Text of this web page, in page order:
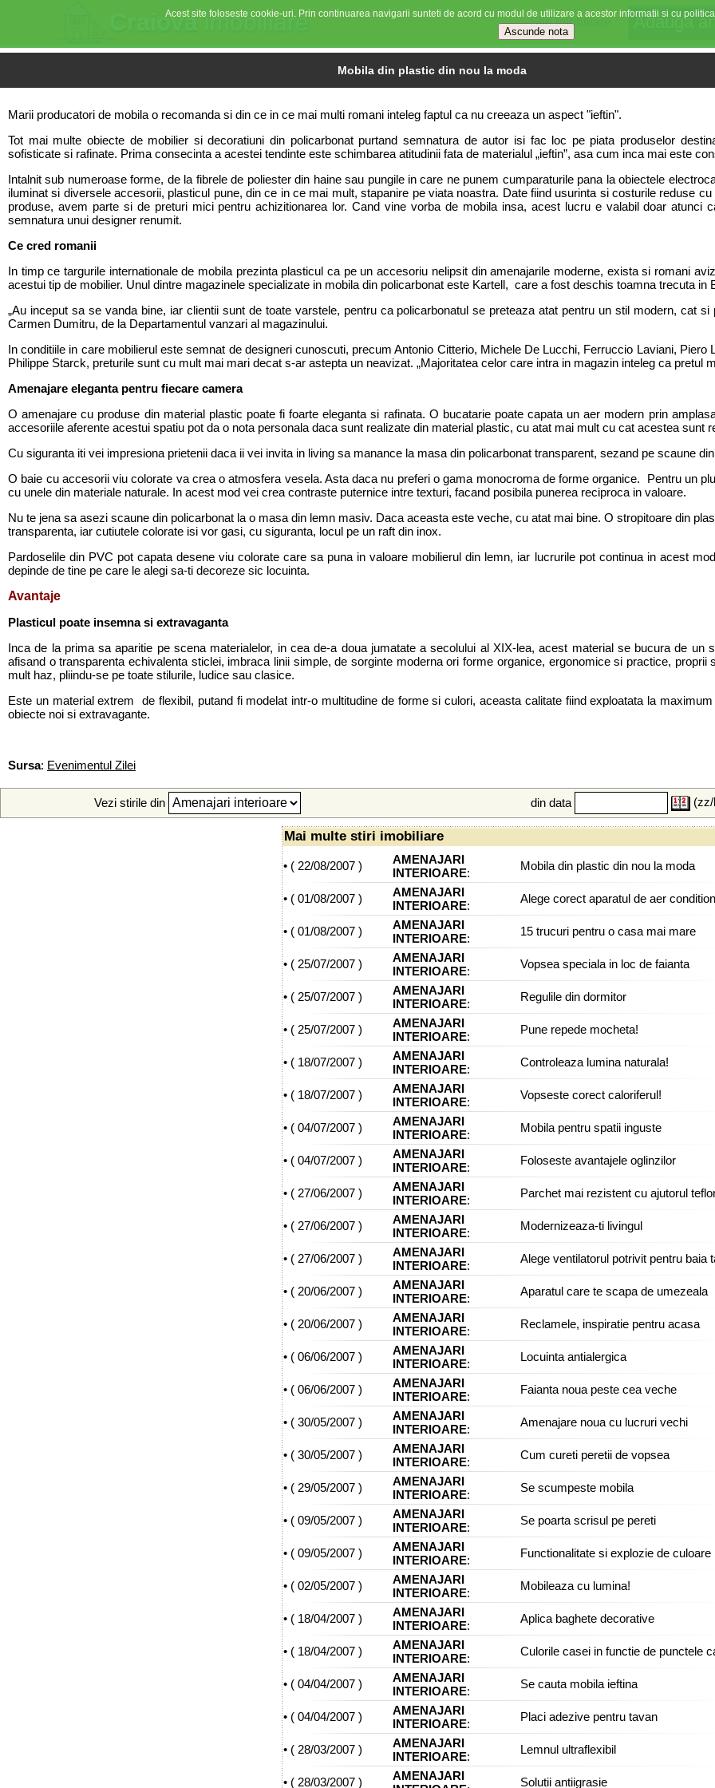
Craiovaimobiliare Stiri imobiliare
Mobila din plastic din nou la moda
Marii producatori de mobila o recomanda si din ce in ce mai multi romani inteleg faptul ca nu creeaza un aspect "ieftin".
Tot mai multe obiecte de mobilier si decoratiuni din policarbonat purtand semnatura de autor isi fac loc pe piata produselor
sofisticate si rafinate. Prima consecinta a acestei tendinte este schimbarea atitudinii fata de materialul „ieftin”, asa cum inca mai este
Intalnit sub numeroase forme, de la fibrele de poliester din haine sau pungile in care ne punem cumparaturile pana la obiectele
iluminat si diversele accesorii, plasticul pune, din ce in ce mai mult, stapanire pe viata noastra. Date fiind usurinta si costurile reduse
produse, avem parte si de preturi mici pentru achizitionarea lor. Cand vine vorba de mobila insa, acest lucru e valabil doar atunci
semnatura unui designer renumit.
Ce cred romanii
In timp ce targurile internationale de mobila prezinta plasticul ca pe un accesoriu nelipsit din amenajarile moderne, exista si romani
acestui tip de mobilier. Unul dintre magazinele specializate in mobila din policarbonat este Kartell, care a fost deschis toamna trecuta in
„Au inceput sa se vanda bine, iar clientii sunt de toate varstele, pentru ca policarbonatul se preteaza atat pentru un stil modern, cat si
Carmen Dumitru, de la Departamentul vanzari al magazinului.
In conditiile in care mobilierul este semnat de designeri cunoscuti, precum Antonio Citterio, Michele De Lucchi, Ferruccio Laviani,
Philippe Starck, preturile sunt cu mult mai mari decat s-ar astepta un neavizat. „Majoritatea celor care intra in magazin inteleg ca pretul
Amenajare eleganta pentru fiecare camera
O amenajare cu produse din material plastic poate fi foarte eleganta si rafinata. O bucatarie poate capata un aer modern prin
accesoriile aferente acestui spatiu pot da o nota personala daca sunt realizate din material plastic, cu atat mai mult cu cat acestea sunt
Cu siguranta iti vei impresiona prietenii daca ii vei invita in living sa manance la masa din policarbonat transparent, sezand pe scaune
O baie cu accesorii viu colorate va crea o atmosfera vesela. Asta daca nu preferi o gama monocroma de forme organice. Pentru un
cu unele din materiale naturale. In acest mod vei crea contraste puternice intre texturi, facand posibila punerea reciproca in valoare.
Nu te jena sa asezi scaune din policarbonat la o masa din lemn masiv. Daca aceasta este veche, cu atat mai bine. O stropitoare din
transparenta, iar cutiutele colorate isi vor gasi, cu siguranta, locul pe un raft din inox.
Pardoselile din PVC pot capata desene viu colorate care sa puna in valoare mobilierul din lemn, iar lucrurile pot continua in acest
depinde de tine pe care le alegi sa-ti decoreze sic locuinta.
Avantaje
Plasticul poate insemna si extravaganta
Inca de la prima sa aparitie pe scena materialelor, in cea de-a doua jumatate a secolului al XIX-lea, acest material se bucura de
afisand o transparenta echivalenta sticlei, imbraca linii simple, de sorginte moderna ori forme organice, ergonomice si practice,
mult haz, pliindu-se pe toate stilurile, ludice sau clasice.
Este un material extrem de flexibil, putand fi modelat intr-o multitudine de forme si culori, aceasta calitate fiind exploatata la
obiecte noi si extravagante.
Sursa: Evenimentul Zilei
Vezi stirile din din data
Mai multe stiri imobiliare
• ( 22/08/2007 )
AMENAJARI
INTERIOARE:
Mobila din plastic din nou la moda
• ( 01/08/2007 )
AMENAJARI
INTERIOARE:
Alege corect aparatul de aer
• ( 01/08/2007 )
AMENAJARI
INTERIOARE:
15 trucuri pentru o casa mai mare
• ( 25/07/2007 )
AMENAJARI
INTERIOARE:
Vopsea speciala in loc de faianta
• ( 25/07/2007 )
AMENAJARI
INTERIOARE:
Regulile din dormitor
• ( 25/07/2007 )
AMENAJARI
INTERIOARE:
Pune repede mocheta!
• ( 18/07/2007 )
AMENAJARI
INTERIOARE:
Controleaza lumina naturala!
• ( 18/07/2007 )
AMENAJARI
INTERIOARE:
Vopseste corect caloriferul!
• ( 04/07/2007 )
AMENAJARI
INTERIOARE:
Mobila pentru spatii inguste
• ( 04/07/2007 )
AMENAJARI
INTERIOARE:
Foloseste avantajele oglinzilor
• ( 27/06/2007 )
AMENAJARI
INTERIOARE:
Parchet mai rezistent cu ajutorul
• ( 27/06/2007 )
AMENAJARI
INTERIOARE:
Modernizeaza-ti livingul
• ( 27/06/2007 )
AMENAJARI
INTERIOARE:
Alege ventilatorul potrivit pentru baia
• ( 20/06/2007 )
AMENAJARI
INTERIOARE:
Aparatul care te scapa de umezeala
• ( 20/06/2007 )
AMENAJARI
INTERIOARE:
Reclamele, inspiratie pentru acasa
• ( 06/06/2007 )
AMENAJARI
INTERIOARE:
Locuinta antialergica
• ( 06/06/2007 )
AMENAJARI
INTERIOARE:
Faianta noua peste cea veche
• ( 30/05/2007 )
AMENAJARI
INTERIOARE:
Amenajare noua cu lucruri vechi
• ( 30/05/2007 )
AMENAJARI
INTERIOARE:
Cum cureti peretii de vopsea
• ( 29/05/2007 )
AMENAJARI
INTERIOARE:
Se scumpeste mobila
• ( 09/05/2007 )
AMENAJARI
INTERIOARE:
Se poarta scrisul pe pereti
• ( 09/05/2007 )
AMENAJARI
INTERIOARE:
Functionalitate si explozie de culoare
• ( 02/05/2007 )
AMENAJARI
INTERIOARE:
Mobileaza cu lumina!
• ( 18/04/2007 )
AMENAJARI
INTERIOARE:
Aplica baghete decorative
• ( 18/04/2007 )
AMENAJARI
INTERIOARE:
Culorile casei in functie de punctele
• ( 04/04/2007 )
AMENAJARI
INTERIOARE:
Se cauta mobila ieftina
• ( 04/04/2007 )
AMENAJARI
INTERIOARE:
Placi adezive pentru tavan
• ( 28/03/2007 )
AMENAJARI
INTERIOARE:
Lemnul ultraflexibil
• ( 28/03/2007 )
AMENAJARI
Solutii antiigrasie
Acest site foloseste cookie-uri. Prin continuarea navigarii sunteti de acord cu modul de utilizare a acestor informatii si cu